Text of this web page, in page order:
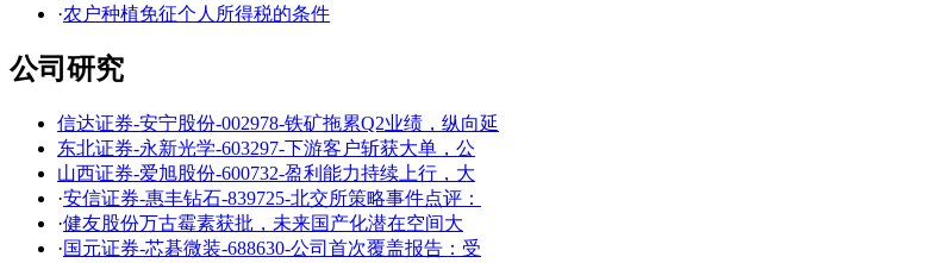
·农户种植免征个人所得税的条件
公司研究
信达证券-安宁股份-002978-铁矿拖累Q2业绩，纵向延
东北证券-永新光学-603297-下游客户斩获大单，公
山西证券-爱旭股份-600732-盈利能力持续上行，大
·安信证券-惠丰钻石-839725-北交所策略事件点评：
·健友股份万古霉素获批，未来国产化潜在空间大
·国元证券-芯碁微装-688630-公司首次覆盖报告：受